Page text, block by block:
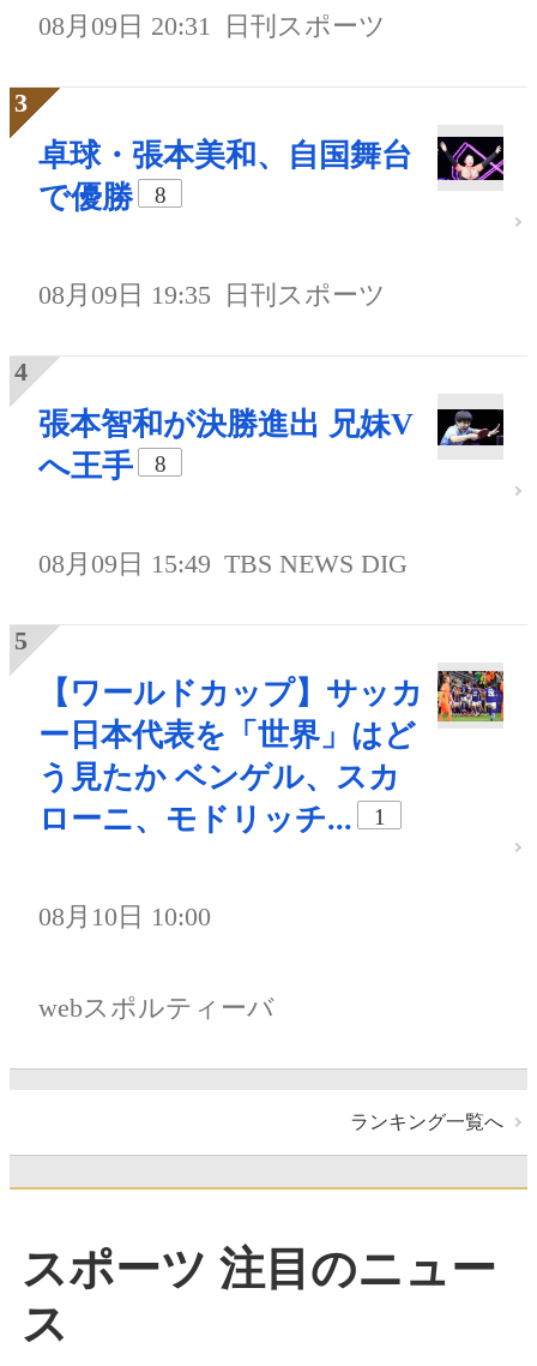
08月09日 20:31 日刊スポーツ
卓球・張本美和、自国舞台
で優勝
8
08月09日 19:35 日刊スポーツ
張本智和が決勝進出 兄妹V
へ王手
8
08月09日 15:49 TBS NEWS DIG
【ワールドカップ】サッカ
ー日本代表を「世界」はど
う見たか ベンゲル、スカ
ローニ、モドリッチ...
1
08月10日 10:00
webスポルティーバ
ランキング一覧へ
スポーツ 注目のニュー
ス